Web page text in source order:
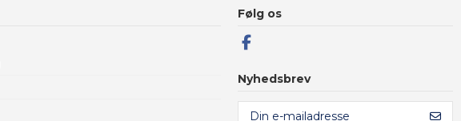
Følg os
Nyhedsbrev